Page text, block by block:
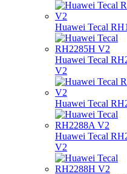
Huawei Tecal
Huawei Tecal
V2
Huawei Tecal
Huawei Tecal
V2